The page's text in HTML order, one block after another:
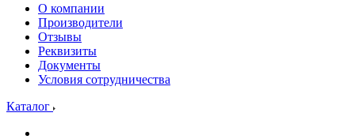
О компании
Производители
Отзывы
Реквизиты
Документы
Условия сотрудничества
Каталог